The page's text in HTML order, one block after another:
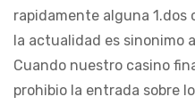
rapidamente alguna 1.dos
la actualidad es sinonimo
Cuando nuestro casino
prohibio la entrada sobre